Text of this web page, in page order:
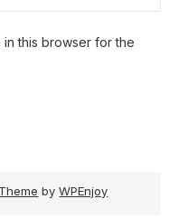
in this browser for the
byWPEnjoy